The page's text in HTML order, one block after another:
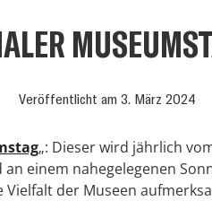
Veröffentlicht am 3. März 2024
„: Dieser wird jährlich
einem nahegelegenen
der Museen